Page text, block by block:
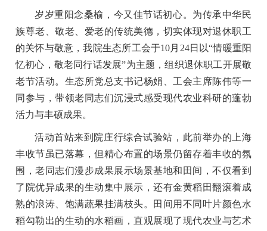
岁岁重阳念桑榆，今又佳节话初心。为传承中华民
族尊老、敬老、爱老的传统美德，切实体现对退休职工
的关怀与敬意，我院生态所工会于10月24日以“情暖重阳
忆初心，敬老同行话发展”为主题，组织退休职工开展敬
老节活动。生态所党总支书记杨娟、工会主席陈伟等一
同参与，带领老同志们沉浸式感受现代农业科研的蓬勃
活力与丰硕成果。
活动首站来到院庄行综合试验站，此前举办的上海
丰收节虽已落幕，但精心布置的场景仍留存着丰收的氛
围，老同志们漫步成果展示场景基地和田间，不仅看到
了院优异成果的生动集中展示，还有金黄稻田翻滚着成
熟的浪涛、饱满蔬果挂满枝头。田间用不同叶片颜色水
稻勾勒出的生动的水稻画，直观展现了现代农业与艺术